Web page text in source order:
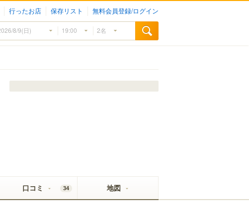
行ったお店 保存リスト 無料会員登録/ログイン
口コミ 34 地図